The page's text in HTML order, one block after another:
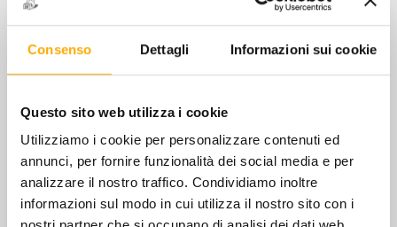
Consenso Dettagli Informazioni sui cookie
Questo sito web utilizza i cookie
Utilizziamo i cookie per personalizzare contenuti ed
annunci, per fornire funzionalità dei social media e per
analizzare il nostro traffico. Condividiamo inoltre
informazioni sul modo in cui utilizza il nostro sito con i
€ 5,50 + IVA
DRILL-OUT "M12" - ESTRATTORE
SINGOLO
€17,00 + IVA